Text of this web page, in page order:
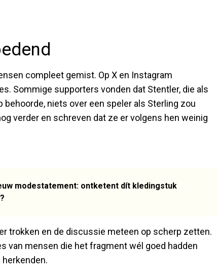
compleet gemist. Op X en Instagram
Sommige supporters vonden dat Stentler, die als
niets over een speler als Sterling zou
verder en schreven dat ze er volgens hen weinig
modestatement: ontketent dít kledingstuk
trokken en de discussie meteen op scherp zetten.
van mensen die het fragment wél goed hadden